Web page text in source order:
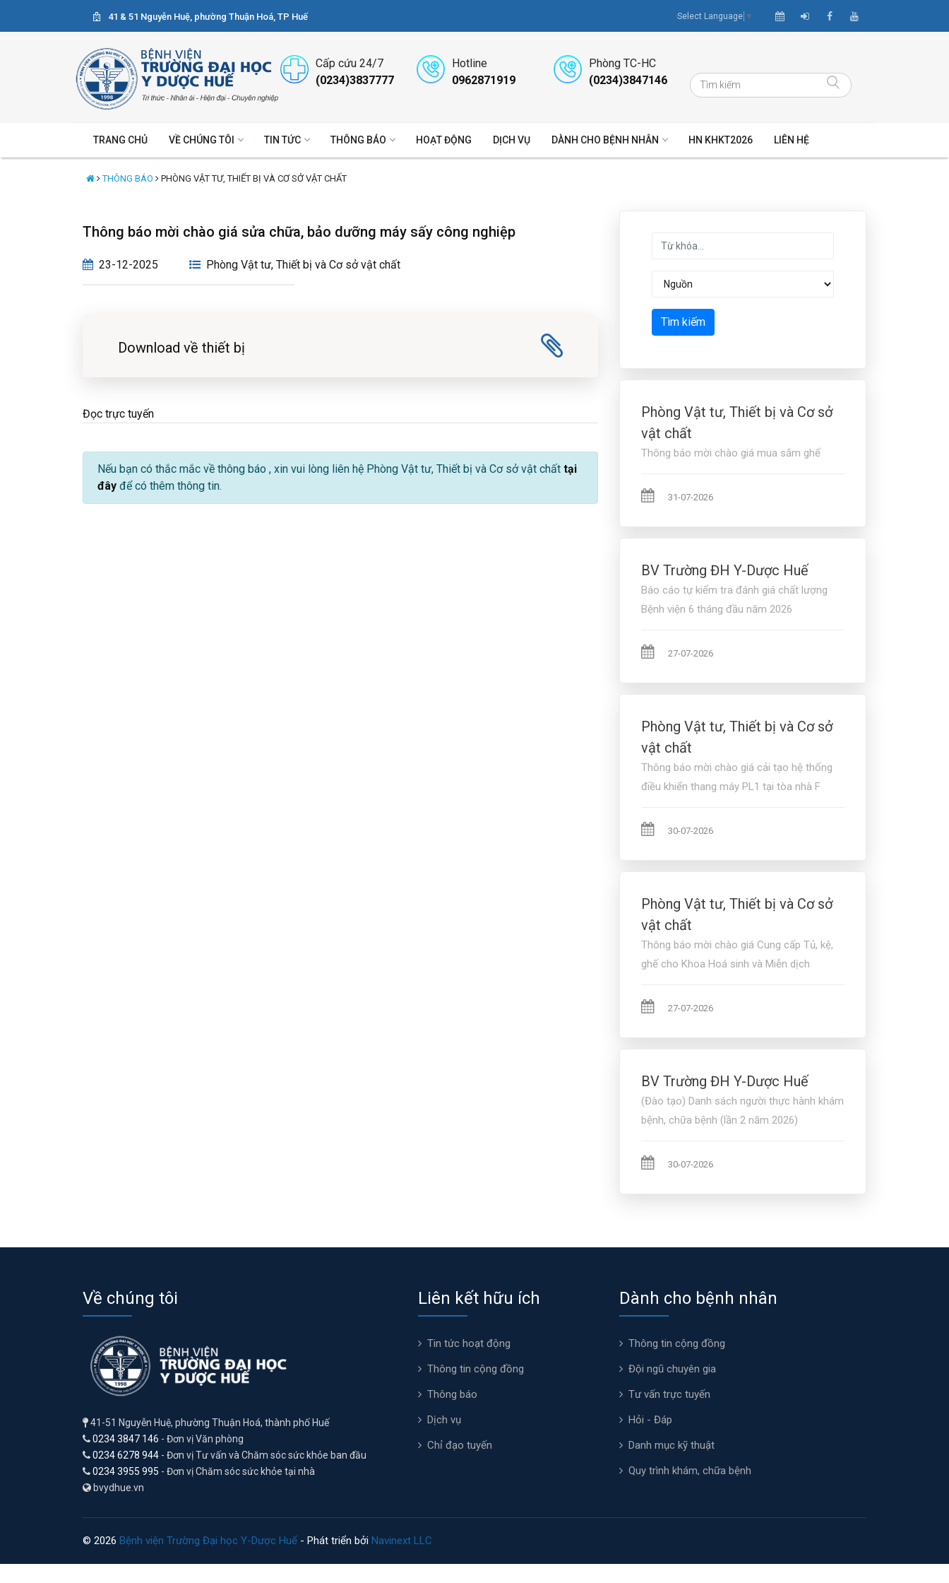
41 & 51 Nguyễn Huệ, phường Thuận Hoá, TP Huế Select Language ▼
Cấp cứu 24/7
(0234)3837777
Hotline
0962871919
Phòng TC-HC
(0234)3847146
TRANG CHỦ VỀ CHÚNG TÔI TIN TỨC THÔNG BÁO HOẠT ĐỘNG DỊCH VỤ DÀNH CHO BỆNH NHÂN HN KHKT2026 LIÊN HỆ
THÔNG BÁO PHÒNG VẬT TƯ, THIẾT BỊ VÀ CƠ SỞ VẬT CHẤT
Thông báo mời chào giá sửa chữa, bảo dưỡng máy sấy công nghiệp
23-12-2025 Phòng Vật tư, Thiết bị và Cơ sở vật chất
Download về thiết bị
Đọc trực tuyến
Nếu bạn có thắc mắc về thông báo , xin vui lòng liên hệ Phòng Vật tư, Thiết bị và Cơ sở vật chất tại
đây để có thêm thông tin.
Tìm kiếm
Phòng Vật tư, Thiết bị và Cơ sở
vật chất
Thông báo mời chào giá mua sắm ghế
31-07-2026
BV Trường ĐH Y-Dược Huế
Báo cáo tự kiểm tra đánh giá chất lượng
Bệnh viện 6 tháng đầu năm 2026
27-07-2026
Phòng Vật tư, Thiết bị và Cơ sở
vật chất
Thông báo mời chào giá cải tạo hệ thống
điều khiển thang máy PL1 tại tòa nhà F
30-07-2026
Phòng Vật tư, Thiết bị và Cơ sở
vật chất
Thông báo mời chào giá Cung cấp Tủ, kệ,
ghế cho Khoa Hoá sinh và Miễn dịch
27-07-2026
BV Trường ĐH Y-Dược Huế
(Đào tạo) Danh sách người thực hành khám
bệnh, chữa bệnh (lần 2 năm 2026)
30-07-2026
Về chúng tôi
41-51 Nguyễn Huệ, phường Thuận Hoá, thành phố Huế
0234 3847 146 - Đơn vị Văn phòng
0234 6278 944 - Đơn vị Tư vấn và Chăm sóc sức khỏe ban đầu
0234 3955 995 - Đơn vị Chăm sóc sức khỏe tại nhà
bvydhue.vn
Liên kết hữu ích
Tin tức hoạt động
Thông tin cộng đồng
Thông báo
Dịch vụ
Chỉ đạo tuyến
Dành cho bệnh nhân
Thông tin cộng đồng
Đội ngũ chuyên gia
Tư vấn trực tuyến
Hỏi - Đáp
Danh mục kỹ thuật
Quy trình khám, chữa bệnh
© 2026 Bệnh viện Trường Đại học Y-Dược Huế - Phát triển bởi Navinext LLC